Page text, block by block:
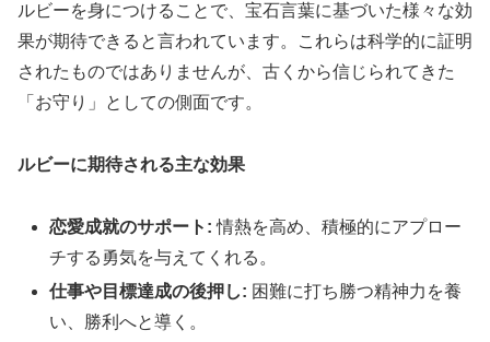
ルビーを身につけることで、宝石言葉に基づいた様々な効
果が期待できると言われています。これらは科学的に証明
されたものではありませんが、古くから信じられてきた
「お守り」としての側面です。
ルビーに期待される主な効果
恋愛成就のサポート: 情熱を高め、積極的にアプロー
チする勇気を与えてくれる。
仕事や目標達成の後押し: 困難に打ち勝つ精神力を養
い、勝利へと導く。